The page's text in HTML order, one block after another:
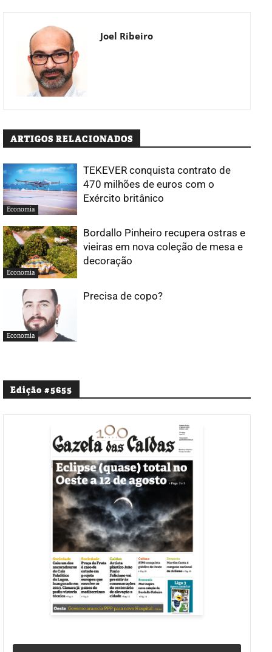
Joel Ribeiro
ARTIGOS RELACIONADOS
Economia
TEKEVER conquista contrato de
470 milhões de euros com o
Exército britânico
Economia
Bordallo Pinheiro recupera ostras e
vieiras em nova coleção de mesa e
decoração
Economia
Precisa de copo?
Edição #5655